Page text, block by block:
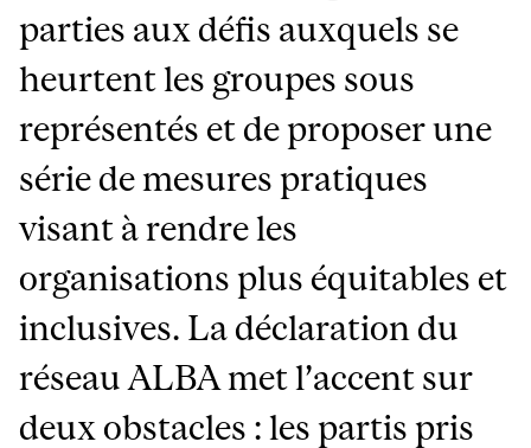
parties aux défis auxquels se
heurtent les groupes sous
représentés et de proposer une
série de mesures pratiques
visant à rendre les
organisations plus équitables et
inclusives. La déclaration du
réseau ALBA met l’accent sur
deux obstacles : les partis pris